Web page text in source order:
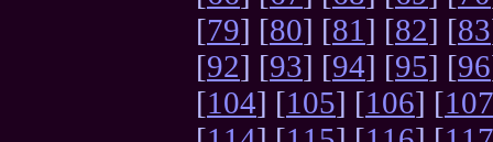
[79] [80] [81 ] [82] [83
[92] [93] [94] [95] [96
[104] [105] [106] [107